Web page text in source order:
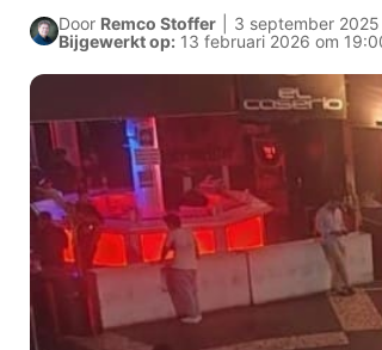
Door Remco Stoffer
3 september
Bijgewerkt op: 13 februari 2026 om